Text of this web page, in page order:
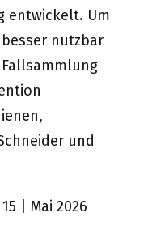
entwickelt. Um
nutzbar
und
| Mai 2026